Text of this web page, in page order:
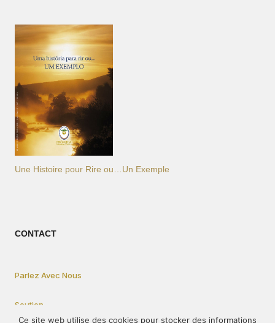
Une Histoire pour Rire ou…Un Exemple
CONTACT
Parlez Avec Nous
Soutien
Ce site web utilise des cookies pour stocker des informations